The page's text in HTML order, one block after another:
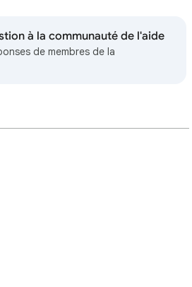
à la communauté de l'aide
de membres de la